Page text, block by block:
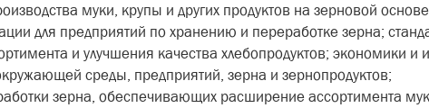
муки, крупы и других продуктов на зерновой
для предприятий по хранению и переработке зерна;
и улучшения качества хлебопродуктов; экономики
среды, предприятий, зерна и зернопродуктов;
зерна, обеспечивающих расширение ассортимента